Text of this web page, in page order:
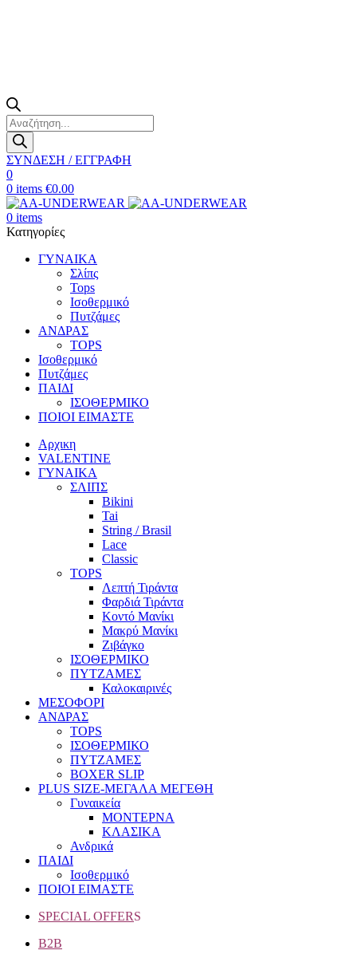
Products
search
ΣΥΝΔΕΣΗ / ΕΓΓΡΑΦΗ
0
0 items €0.00
0 items
Κατηγορίες
ΓΥΝΑΙΚΑ
Σλίπς
Tops
Ισοθερμικό
Πυτζάμες
ΑΝΔΡΑΣ
TOPS
Ισοθερμικό
Πυτζάμες
ΠΑΙΔΙ
ΙΣΟΘΕΡΜΙΚΟ
ΠΟΙΟΙ ΕΙΜΑΣΤΕ
Αρχικη
VALENTINE
ΓΥΝΑΙΚΑ
ΣΛΙΠΣ
Bikini
Tai
String / Brasil
Lace
Classic
TOPS
Λεπτή Τιράντα
Φαρδιά Τιράντα
Κοντό Μανίκι
Μακρύ Μανίκι
Ζιβάγκο
ΙΣΟΘΕΡΜΙΚΟ
ΠΥΤΖΑΜΕΣ
Καλοκαιρινές
ΜΕΣΟΦΟΡΙ
ΑΝΔΡΑΣ
TOPS
ΙΣΟΘΕΡΜΙΚΟ
ΠΥΤΖΑΜΕΣ
BOXER SLIP
PLUS SIZE-ΜΕΓΑΛΑ ΜΕΓΕΘΗ
Γυναικεία
ΜΟΝΤΕΡΝΑ
ΚΛΑΣΙΚΑ
Ανδρικά
ΠΑΙΔΙ
Ισοθερμικό
ΠΟΙΟΙ ΕΙΜΑΣΤΕ
SPECIAL OFFERS
B2B